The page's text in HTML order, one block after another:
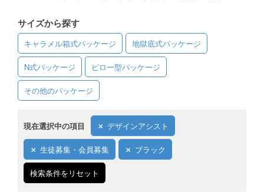
フルデザイン
データ修正
写真からイラスト作成
デザイン制作例
ご利用料金
ご利用ガイド
ご利用の流れ
サイズから探す
キャラメル箱式パッケージ 地獄底式パッケージ
N式パッケージ ピロー型パッケージ
その他のパッケージ
現在選択中の項目 デザインアシスト
生徒募集・会員募集 ブラック
検索条件をリセット